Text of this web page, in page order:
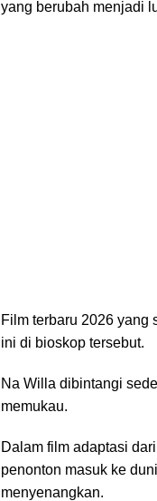
yang berubah menjadi
Film terbaru 2026 yang
ini di bioskop tersebut.
Na Willa dibintangi
memukau.
Dalam film adaptasi
penonton masuk ke
menyenangkan.